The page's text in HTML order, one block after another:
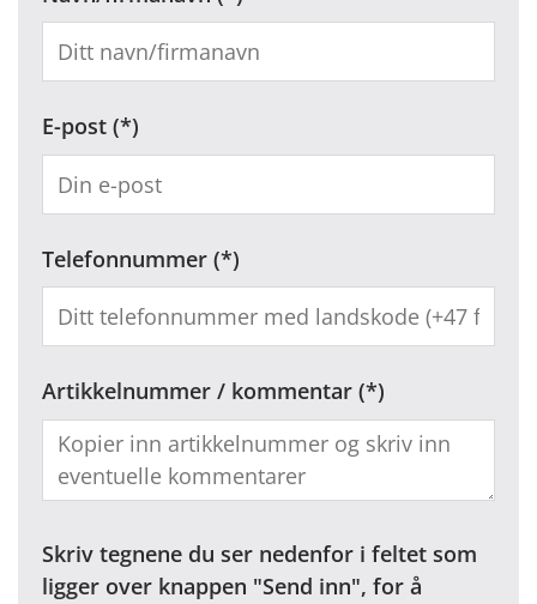
E-post
Telefonnummer
Artikkelnummer / kommentar
Skriv tegnene du ser nedenfor i feltet som
ligger over knappen "Send inn", for å